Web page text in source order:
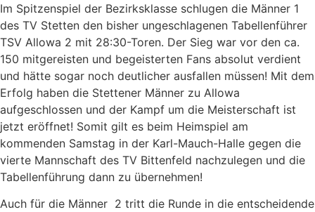
Im Spitzenspiel der Bezirksklasse schlugen die Männer 1
des TV Stetten den bisher ungeschlagenen Tabellenführer
TSV Allowa 2 mit 28:30-Toren. Der Sieg war vor den ca.
150 mitgereisten und begeisterten Fans absolut verdient
und hätte sogar noch deutlicher ausfallen müssen! Mit dem
Erfolg haben die Stettener Männer zu Allowa
aufgeschlossen und der Kampf um die Meisterschaft ist
jetzt eröffnet! Somit gilt es beim Heimspiel am
kommenden Samstag in der Karl-Mauch-Halle gegen die
vierte Mannschaft des TV Bittenfeld nachzulegen und die
Tabellenführung dann zu übernehmen!
Auch für die Männer 2 tritt die Runde in die entscheidende